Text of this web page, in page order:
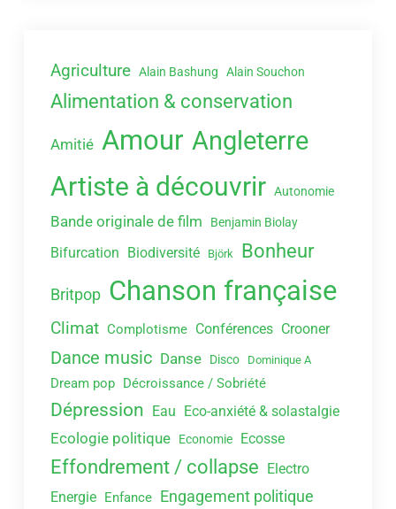
Agriculture Alain Bashung Alain Souchon
Alimentation & conservation
Amitié Amour Angleterre
Artiste à découvrir Autonomie
Bande originale de film Benjamin Biolay
Bifurcation Biodiversité Björk Bonheur
Britpop Chanson française
Climat Complotisme Conférences Crooner
Dance music Danse Disco Dominique A
Dream pop Décroissance / Sobriété
Dépression Eau Eco-anxiété & solastalgie
Ecologie politique Economie Ecosse
Effondrement / collapse Electro
Energie Enfance Engagement politique